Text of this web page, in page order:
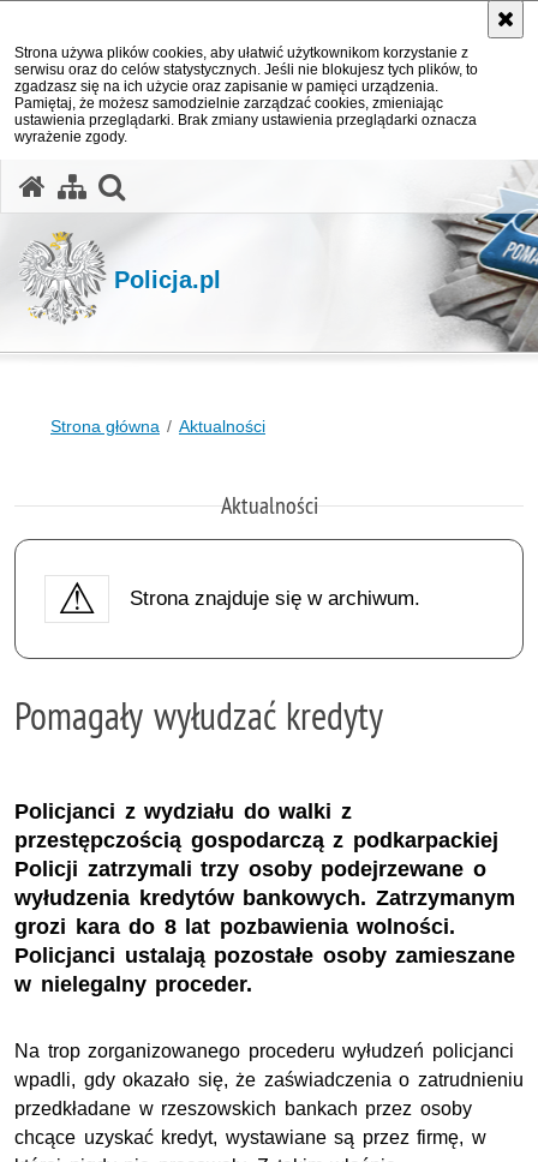
Strona używa plików cookies, aby ułatwić użytkownikom korzystanie z
serwisu oraz do celów statystycznych. Jeśli nie blokujesz tych plików, to
zgadzasz się na ich użycie oraz zapisanie w pamięci urządzenia.
Pamiętaj, że możesz samodzielnie zarządzać cookies, zmieniając
ustawienia przeglądarki. Brak zmiany ustawienia przeglądarki oznacza
wyrażenie zgody.
Policja.pl
Strona główna Aktualności
Aktualności
Strona znajduje się w archiwum.
Pomagały wyłudzać kredyty
Policjanci z wydziału do walki z
przestępczością gospodarczą z podkarpackiej
Policji zatrzymali trzy osoby podejrzewane o
wyłudzenia kredytów bankowych. Zatrzymanym
grozi kara do 8 lat pozbawienia wolności.
Policjanci ustalają pozostałe osoby zamieszane
w nielegalny proceder.
Na trop zorganizowanego procederu wyłudzeń policjanci
wpadli, gdy okazało się, że zaświadczenia o zatrudnieniu
przedkładane w rzeszowskich bankach przez osoby
chcące uzyskać kredyt, wystawiane są przez firmę, w